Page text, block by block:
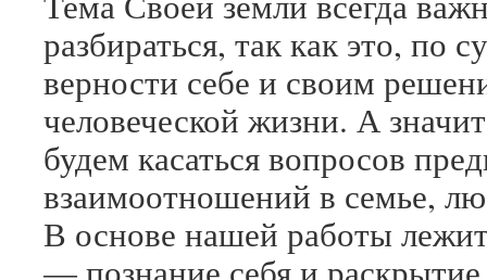
разбираться, так как это, по
верности себе и своим
человеческой жизни. А
будем касаться вопросов
взаимоотношений в семье,
В основе нашей работы